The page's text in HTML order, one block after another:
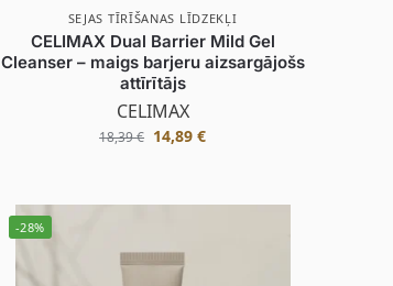
SEJAS TĪRĪŠANAS LĪDZEKĻI
CELIMAX Dual Barrier Mild Gel
Cleanser – maigs barjeru aizsargājošs
attīrītājs
CELIMAX
18,39€ 14,89€
-28%